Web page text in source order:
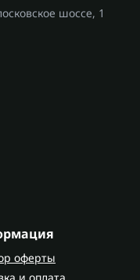
шоссе, 1
оферты